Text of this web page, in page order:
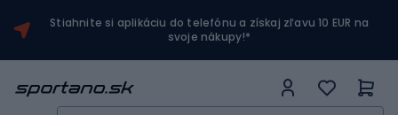
Stiahnite si aplikáciu do telefónu a získaj zľavu 10 EUR na
svoje nákupy!*